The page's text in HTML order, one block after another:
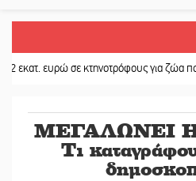
σε κτηνοτρόφους για ζώα που
ΜΕΓΑΛΩΝΕΙ
Τι